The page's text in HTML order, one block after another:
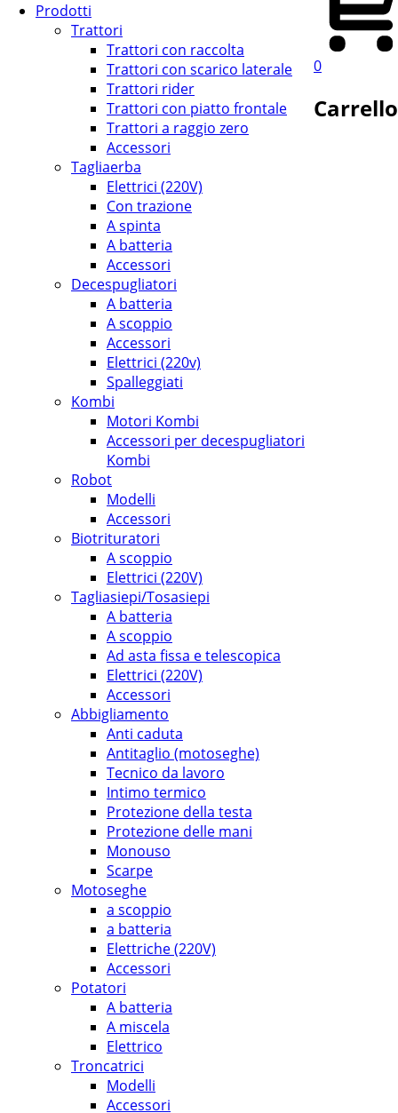
Prodotti
Trattori
Trattori con raccolta
Trattori con scarico laterale
Trattori rider
Trattori con piatto frontale
Trattori a raggio zero
Accessori
Tagliaerba
Elettrici (220V)
Con trazione
A spinta
A batteria
Accessori
Decespugliatori
A batteria
A scoppio
Accessori
Elettrici (220v)
Spalleggiati
Kombi
Motori Kombi
Accessori per decespugliatori
Kombi
Robot
Modelli
Accessori
Biotrituratori
A scoppio
Elettrici (220V)
Tagliasiepi/Tosasiepi
A batteria
A scoppio
Ad asta fissa e telescopica
Elettrici (220V)
Accessori
Abbigliamento
Anti caduta
Antitaglio (motoseghe)
Tecnico da lavoro
Intimo termico
Protezione della testa
Protezione delle mani
Monouso
Scarpe
Motoseghe
a scoppio
a batteria
Elettriche (220V)
Accessori
Potatori
A batteria
A miscela
Elettrico
Troncatrici
Modelli
Accessori
0
Carrello